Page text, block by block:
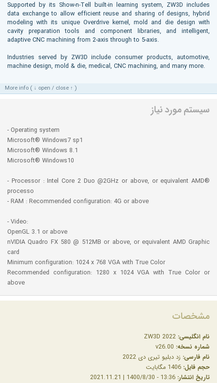
Supported by its Show-n-Tell built-in learning system, ZW3D includes
data exchange to allow efficient reuse and sharing of designs, hybrid
modeling with its unique Overdrive kernel, mold and die design with
cavity preparation tools and component libraries, and intelligent,
adaptive CNC machining from 2-axis through to 5-axis.
Industries served by ZW3D include consumer products, automotive,
machine design, mold & die, medical, CNC machining, and many more.
More info ( ↓ open / close ↑ )
سیستم مورد نیاز
- Operating system
Microsoft® Windows7 sp1
Microsoft® Windows 8.1
Microsoft® Windows10
- Processor : Intel Core 2 Duo @2GHz or above, or equivalent AMD®
processo
- RAM : Recommended configuration: 4G or above
- Video:
OpenGL 3.1 or above
nVIDIA Quadro FX 580 @ 512MB or above, or equivalent AMD Graphic
card
Minimum configuration: 1024 x 768 VGA with True Color
Recommended configuration: 1280 x 1024 VGA with True Color or
above
مشخصات
نام انگلیسی:
شماره نسخه:
نام فارسی: زد دبلیو تیری دی 2022
حجم فایل:
تاریخ انتشار: